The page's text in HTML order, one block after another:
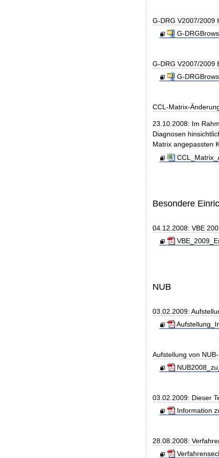
G-DRG V2007/2009
G-
G-DRG V2007/2009
G-
CCL-Matrix-
23.10.2008: Im
Diagnosen
Matrix angepassten
Besondere
04.12.2008: VBE
NUB
03.02.2009:
Aufstellung von
03.02.2009: Dieser
Information
28.08.2008: